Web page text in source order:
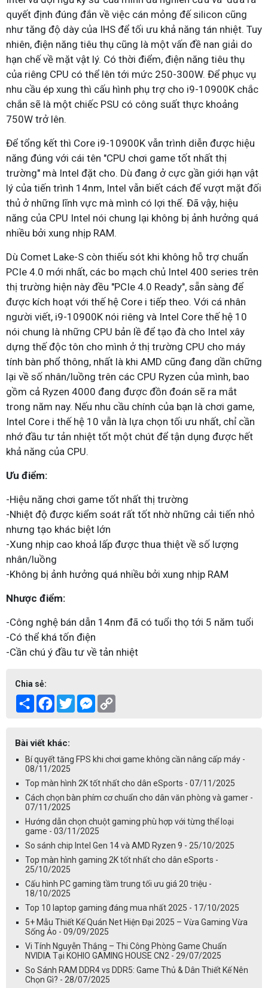
quyết định đúng đắn về việc cán mỏng đế silicon cũng
như tăng độ dày của IHS để tối ưu khả năng tán nhiệt. Tuy
nhiên, điện năng tiêu thụ cũng là một vấn đề nan giải do
hạn chế về mặt vật lý. Có thời điểm, điện năng tiêu thụ
của riêng CPU có thể lên tới mức 250-300W. Để phục vụ
nhu cầu ép xung thì cấu hình phụ trợ cho i9-10900K chắc
chắn sẽ là một chiếc PSU có công suất thực khoảng
750W trở lên.
Để tổng kết thì Core i9-10900K vẫn trình diễn được hiệu
năng đúng với cái tên "CPU chơi game tốt nhất thị
trường" mà Intel đặt cho. Dù đang ở cực gần giới hạn vật
lý của tiến trình 14nm, Intel vẫn biết cách để vượt mặt đối
thủ ở những lĩnh vực mà mình có lợi thế. Đã vậy, hiệu
năng của CPU Intel nói chung lại không bị ảnh hưởng quá
nhiều bởi xung nhịp RAM.
Dù Comet Lake-S còn thiếu sót khi không hỗ trợ chuẩn
PCIe 4.0 mới nhất, các bo mạch chủ Intel 400 series trên
thị trường hiện này đều "PCIe 4.0 Ready", sẵn sàng để
được kích hoạt với thế hệ Core i tiếp theo. Với cá nhân
người viết, i9-10900K nói riêng và Intel Core thế hệ 10
nói chung là những CPU bản lề để tạo đà cho Intel xây
dựng thế độc tôn cho mình ở thị trường CPU cho máy
tính bàn phổ thông, nhất là khi AMD cũng đang dần chững
lại về số nhân/luồng trên các CPU Ryzen của mình, bao
gồm cả Ryzen 4000 đang được đồn đoán sẽ ra mắt
trong năm nay. Nếu nhu cầu chính của bạn là chơi game,
Intel Core i thế hệ 10 vẫn là lựa chọn tối ưu nhất, chỉ cần
nhớ đầu tư tản nhiệt tốt một chút để tận dụng được hết
khả năng của CPU.
Ưu điểm:
-Hiệu năng chơi game tốt nhất thị trường
-Nhiệt độ được kiểm soát rất tốt nhờ những cải tiến nhỏ
nhưng tạo khác biệt lớn
-Xung nhịp cao khoả lấp được thua thiệt về số lượng
nhân/luồng
-Không bị ảnh hưởng quá nhiều bởi xung nhịp RAM
Nhược điểm:
-Công nghệ bán dẫn 14nm đã có tuổi thọ tới 5 năm tuổi
-Có thể khá tốn điện
-Cần chú ý đầu tư về tản nhiệt
Chia sẻ:
Share Facebook
TwitterMessenger
Bài viết khác:
Bí quyết tăng FPS khi chơi game không cần nâng cấp máy -
08/11/2025
Top màn hình 2K tốt nhất cho dân eSports - 07/11/2025
Cách chọn bàn phím cơ chuẩn cho dân văn phòng và gamer -
07/11/2025
Hướng dẫn chọn chuột gaming phù hợp với từng thể loại
game - 03/11/2025
So sánh chip Intel Gen 14 và AMD Ryzen 9 - 25/10/2025
Top màn hình gaming 2K tốt nhất cho dân eSports -
25/10/2025
Cấu hình PC gaming tầm trung tối ưu giá 20 triệu -
18/10/2025
Top 10 laptop gaming đáng mua nhất 2025 - 17/10/2025
5+ Mẫu Thiết Kế Quán Net Hiện Đại 2025 – Vừa Gaming Vừa
Sống Ảo - 09/09/2025
Vi Tính Nguyễn Thắng – Thi Công Phòng Game Chuẩn
NVIDIA Tại KOHIO GAMING HOUSE CN2 - 29/07/2025
So Sánh RAM DDR4 vs DDR5: Game Thủ & Dân Thiết Kế Nên
Chọn Gì? - 28/07/2025